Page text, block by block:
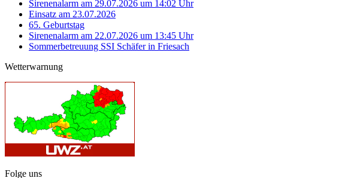
Sirenenalarm am 29.07.2026 um 14:02 Uhr
Einsatz am 23.07.2026
65. Geburtstag
Sirenenalarm am 22.07.2026 um 13:45 Uhr
Sommerbetreuung SSI Schäfer in Friesach
Wetterwarnung
Folge uns